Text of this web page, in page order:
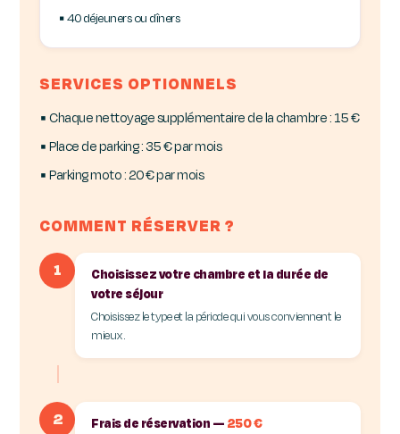
▪ 40 déjeuners ou dîners
SERVICES OPTIONNELS
▪ Chaque nettoyage supplémentaire de la chambre : 15 €
▪ Place de parking : 35 € par mois
▪ Parking moto : 20 € par mois
COMMENT RÉSERVER ?
1
Choisissez votre chambre et la durée de
votre séjour
Choisissez le type et la période qui vous conviennent le
mieux.
2 Frais de réservation — 250 €